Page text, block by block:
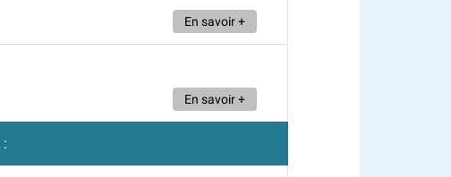
En savoir +
En savoir +
: